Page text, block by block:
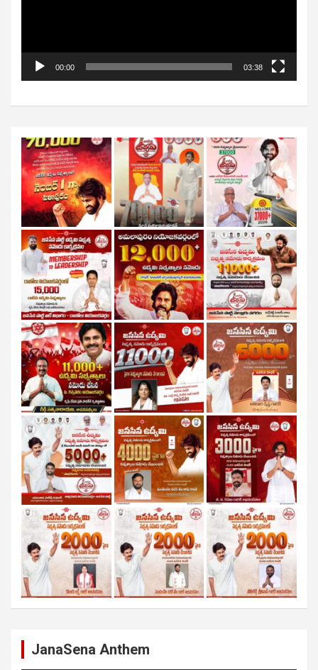
00:00 03:38
JanaSena Anthem